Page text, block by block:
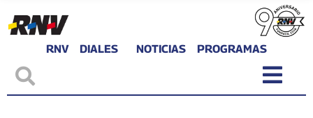
RNV DIALES NOTICIAS PROGRAMAS